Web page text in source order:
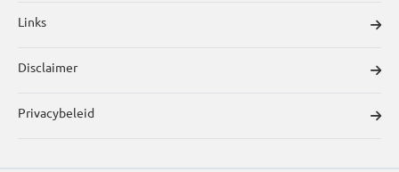
Links
Disclaimer
Privacybeleid